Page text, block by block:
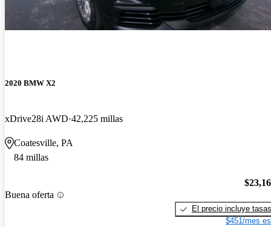
2020 BMW X2
xDrive28i AWD 42,225 millas
Coatesville, PA
84 millas
Buena oferta
El precio incluye tasas
$451/mes